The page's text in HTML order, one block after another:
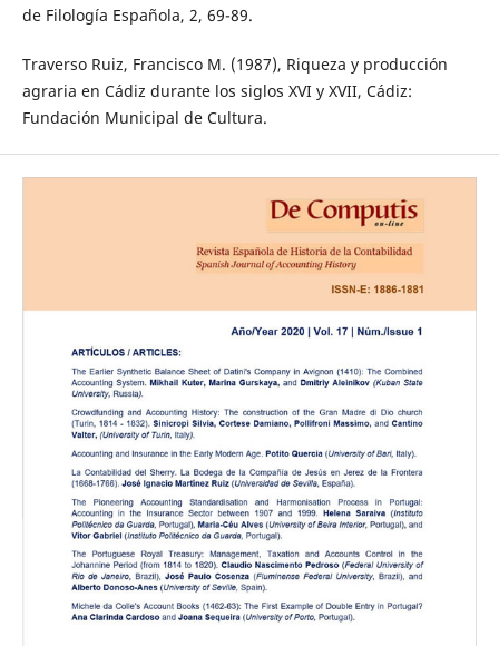
de Filología Española, 2, 69-89.
Traverso Ruiz, Francisco M. (1987), Riqueza y producción
agraria en Cádiz durante los siglos XVI y XVII, Cádiz:
Fundación Municipal de Cultura.